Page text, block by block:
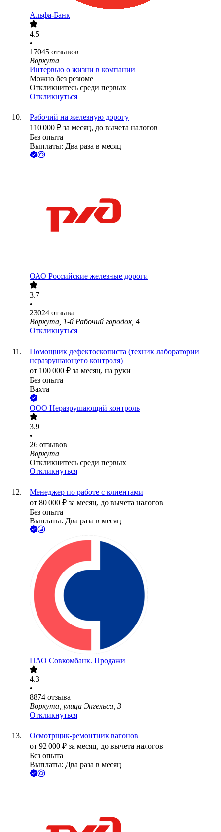
Альфа-Банк
4.5
•
17045 отзывов
Воркута
Интервью о жизни в компании
Можно без резюме
Откликнитесь среди первых
Откликнуться
Рабочий на железную дорогу
110 000 ₽ за месяц, до вычета налогов
Без опыта
Выплаты: Два раза в месяц
ОАО Российские железные дороги
3.7
•
23024 отзыва
Воркута, 1-й Рабочий городок, 4
Откликнуться
Помощник дефектоскописта (техник лаборатории
неразрушающего контроля)
от 100 000 ₽ за месяц, на руки
Без опыта
Вахта
ООО Неразрушающий контроль
3.9
•
26 отзывов
Воркута
Откликнитесь среди первых
Откликнуться
Менеджер по работе с клиентами
от 80 000 ₽ за месяц, до вычета налогов
Без опыта
Выплаты: Два раза в месяц
ПАО Совкомбанк. Продажи
4.3
•
8874 отзыва
Воркута, улица Энгельса, 3
Откликнуться
Осмотрщик-ремонтник вагонов
от 92 000 ₽ за месяц, до вычета налогов
Без опыта
Выплаты: Два раза в месяц